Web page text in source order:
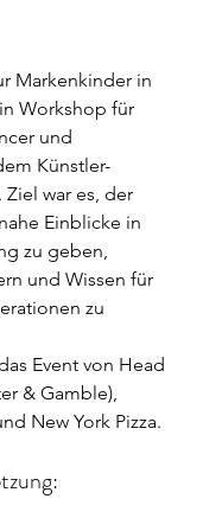
Markenkinder in
Workshop für
und
Künstler-
war es, der
Einblicke in
zu geben,
und Wissen für
zu
Event von Head
& Gamble),
New York Pizza.